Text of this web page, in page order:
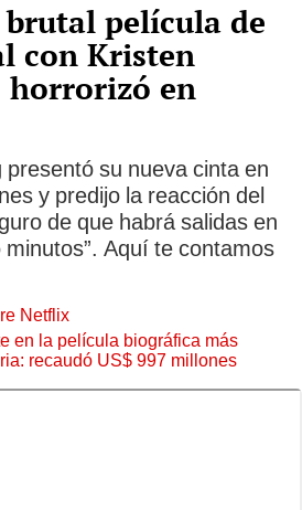
brutal película de
con Kristen
horrorizó en
su nueva cinta en
y predijo la reacción del
de que habrá salidas en
Aquí te contamos
Netflix
en la película biográfica más
recaudó US$ 997 millones